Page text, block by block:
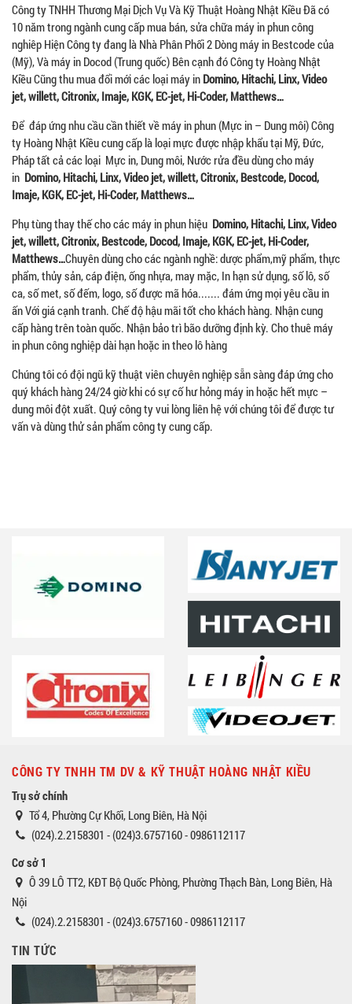
Công ty TNHH Thương Mại Dịch Vụ Và Kỹ Thuật Hoàng Nhật Kiều Đã có
10 năm trong ngành cung cấp mua bán, sửa chữa máy in phun công
nghiêp Hiện Công ty đang là Nhà Phân Phối 2 Dòng máy in Bestcode của
(Mỹ), Và máy in Docod (Trung quốc) Bên cạnh đó Công ty Hoàng Nhật
Kiều Cũng thu mua đổi mới các loại máy in Domino, Hitachi, Linx, Video
jet, willett, Citronix, Imaje, KGK, EC-jet, Hi-Coder, Matthews…
Để đáp ứng nhu cầu cần thiết về máy in phun (Mực in – Dung môi) Công
ty Hoàng Nhật Kiều cung cấp là loại mực được nhập khẩu tại Mỹ, Đức,
Pháp tất cả các loại Mực in, Dung môi, Nước rửa đều dùng cho máy
in Domino, Hitachi, Linx, Video jet, willett, Citronix, Bestcode, Docod,
Imaje, KGK, EC-jet, Hi-Coder, Matthews…
Phụ tùng thay thế cho các máy in phun hiệu Domino, Hitachi, Linx, Video
jet, willett, Citronix, Bestcode, Docod, Imaje, KGK, EC-jet, Hi-Coder,
Matthews…Chuyên dùng cho các ngành nghề: dược phẩm,mỹ phẩm, thực
phẩm, thủy sản, cáp điện, ống nhựa, may mặc, In hạn sử dụng, số lô, số
ca, số met, số đếm, logo, số được mã hóa....... đám ứng mọi yêu cầu in
ấn Với giá cạnh tranh. Chế độ hậu mãi tốt cho khách hàng. Nhận cung
cấp hàng trên toàn quốc. Nhận bảo trì bão dưỡng định kỳ. Cho thuê máy
in phun công nghiệp dài hạn hoặc in theo lô hàng
Chúng tôi có đội ngũ kỹ thuật viên chuyên nghiệp sẵn sàng đáp ứng cho
quý khách hàng 24/24 giờ khi có sự cố hư hỏng máy in hoặc hết mực –
dung môi đột xuất. Quý công ty vui lòng liên hệ với chúng tôi để được tư
vấn và dùng thử sản phẩm công ty cung cấp.
CÔNG TY TNHH TM DV & KỸ THUẬT HOÀNG NHẬT KIỀU
Trụ sở chính
Tổ 4, Phường Cự Khối, Long Biên, Hà Nội
(024).2.2158301 - (024)3.6757160 - 0986112117
Cơ sở 1
Ô 39 LÔ TT2, KĐT Bộ Quốc Phòng, Phường Thạch Bàn, Long Biên, Hà
Nội
(024).2.2158301 - (024)3.6757160 - 0986112117
TIN TỨC